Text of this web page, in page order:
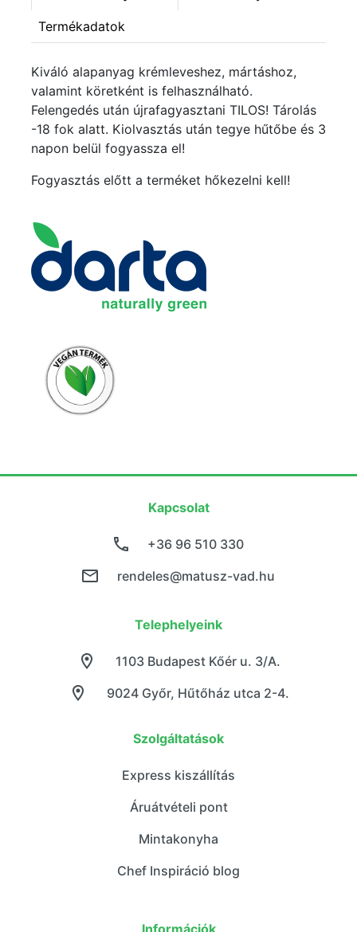
Termékadatok
Kiváló alapanyag krémleveshez, mártáshoz,
valamint köretként is felhasználható.
Felengedés után újrafagyasztani TILOS! Tárolás
-18 fok alatt. Kiolvasztás után tegye hűtőbe és 3
napon belül fogyassza el!
Fogyasztás előtt a terméket hőkezelni kell!
Kapcsolat
+36 96 510 330
rendeles@matusz-vad.hu
Telephelyeink
9024 Győr, Hűtőház utca 2-4.
1103 Budapest Kőér u. 3/A.
Szolgáltatások
Express kiszállítás
Áruátvételi pont
Mintakonyha
Chef Inspiráció blog